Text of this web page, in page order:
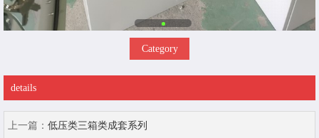
Category
details
上一篇： 低压类三箱类成套系列